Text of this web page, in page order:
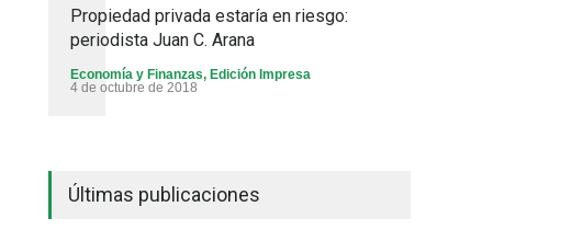
Propiedad privada estaría en riesgo:
periodista Juan C. Arana
Economía y Finanzas, Edición Impresa
4 de octubre de 2018
Últimas publicaciones